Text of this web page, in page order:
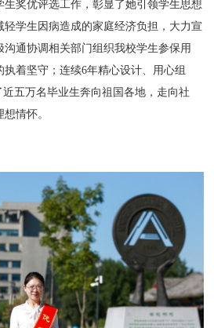
奖优评选工作，彰显了她引领学生思想
学生因病造成的家庭经济负担，大力宣
通协调相关部门组织我校学生参保用
着坚守；连续6年精心设计、用心组
五万名毕业生奔向祖国各地，走向社
情怀。